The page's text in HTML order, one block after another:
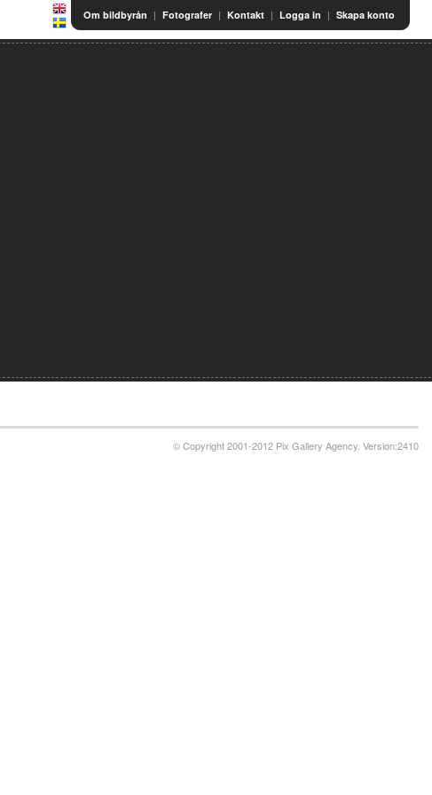
Om bildbyrån | Fotografer | Kontakt | Logga in | Skapa konto
© Copyright 2001-2012 Pix Gallery Agency. Version:2410